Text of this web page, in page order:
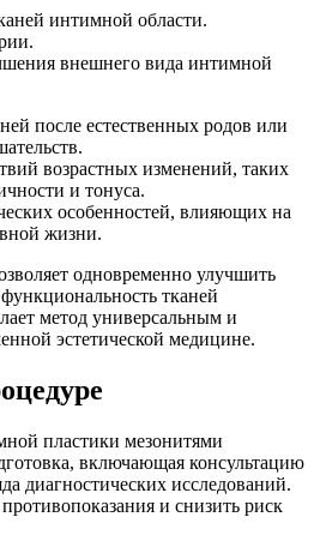
интимной области.
внешнего вида интимной
после естественных родов или
возрастных изменений, таких
и тонуса.
особенностей, влияющих на
жизни.
одновременно улучшить
тканей
метод универсальным и
эстетической медицине.
пластики мезонитями
включающая консультацию
диагностических исследований.
и снизить риск